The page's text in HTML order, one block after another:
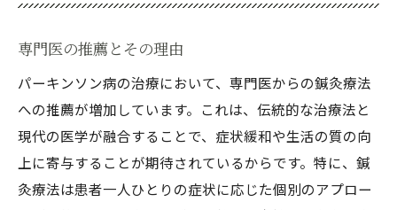
専門医の推薦とその理由
パーキンソン病の治療において、専門医からの鍼灸療法
への推薦が増加しています。これは、伝統的な治療法と
現代の医学が融合することで、症状緩和や生活の質の向
上に寄与することが期待されているからです。特に、鍼
灸療法は患者一人ひとりの症状に応じた個別のアプロー